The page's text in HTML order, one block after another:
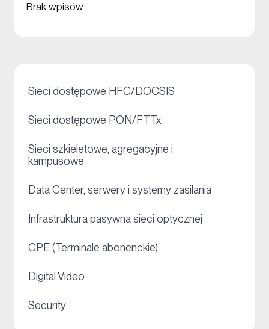
Brak wpisów.
Sieci dostępowe HFC/DOCSIS
Sieci dostępowe PON/FTTx
Sieci szkieletowe, agregacyjne i
kampusowe
Data Center, serwery i systemy zasilania
Infrastruktura pasywna sieci optycznej
CPE (Terminale abonenckie)
Digital Video
Security